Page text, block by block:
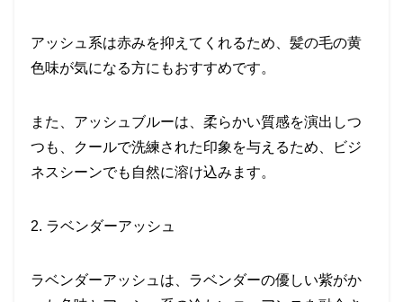
アッシュ系は赤みを抑えてくれるため、髪の毛の黄
色味が気になる方にもおすすめです。
また、アッシュブルーは、柔らかい質感を演出しつ
つも、クールで洗練された印象を与えるため、ビジ
ネスシーンでも自然に溶け込みます。
2. ラベンダーアッシュ
ラベンダーアッシュは、ラベンダーの優しい紫がか